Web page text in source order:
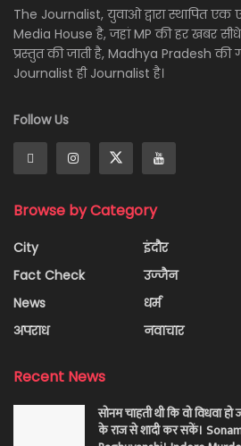
The Journalist, युवाओ द्वारा स्थापित एक
Media House है, जहां MP की हर खबर
प्रस्तुत की जाती है, Madhya Pradesh
Journalist ही Journalist है।
Follow Us
Browse by Category
City
Fact Check
News
अपराध
इंदौर
उज्जैन
धर्म
नवाचार
Recent News
सोनम चाहती थी कि वो विधवा
के राज से शादी कर सकें।